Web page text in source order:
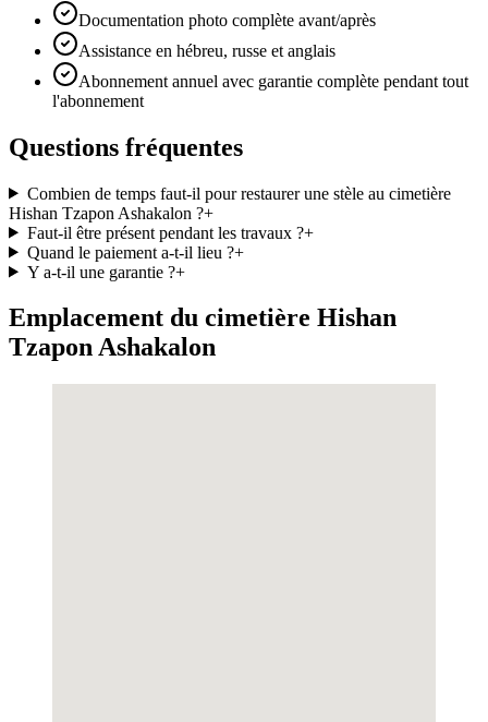
Documentation photo complète avant/après
Assistance en hébreu, russe et anglais
Abonnement annuel avec garantie complète pendant tout
l'abonnement
Questions fréquentes
Combien de temps faut-il pour restaurer une stèle au cimetière
Hishan Tzapon Ashakalon ?+
Faut-il être présent pendant les travaux ?+
Quand le paiement a-t-il lieu ?+
Y a-t-il une garantie ?+
Emplacement du cimetière Hishan
Tzapon Ashakalon